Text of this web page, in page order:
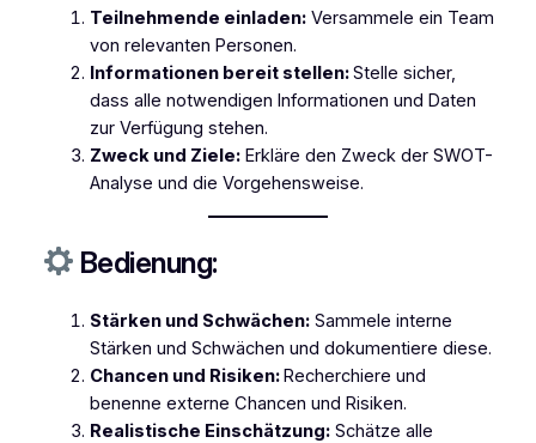
Teilnehmende einladen:Versammele ein Team
von relevanten Personen.
Informationen bereit stellen:Stelle sicher,
dass alle notwendigen Informationen und Daten
zur Verfügung stehen.
Zweck und Ziele:Erkläre den Zweck der SWOT-
Analyse und die Vorgehensweise.
Bedienung:
Stärken und Schwächen:Sammele interne
Stärken und Schwächen und dokumentiere diese.
Chancen und Risiken:Recherchiere und
benenne externe Chancen und Risiken.
Realistische Einschätzung:Schätze alle